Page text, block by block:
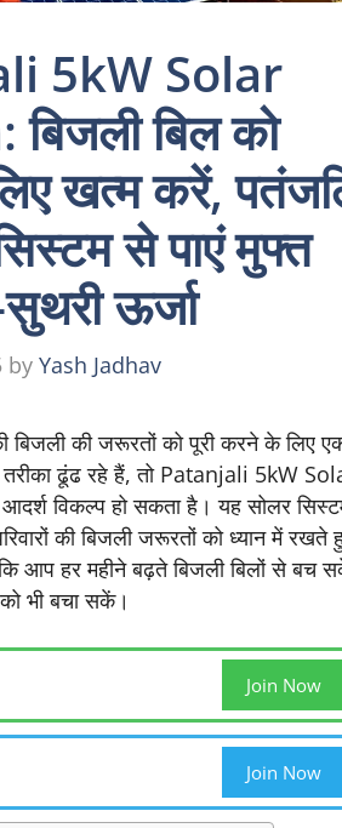
5kW Solar
बिल को
खत्म करें,
से पाएं मुफ्त
ऊर्जा
by Yash Jadhav
की जरूरतों को पूरी करने के लिए
तरीका ढूंढ रहे हैं, तो Patanjali 5kW
विकल्प हो सकता है। यह सोलर
की बिजली जरूरतों को ध्यान में रखते
आप हर महीने बढ़ते बिजली बिलों से बच
भी बचा सकें।
Join Now
Join Now